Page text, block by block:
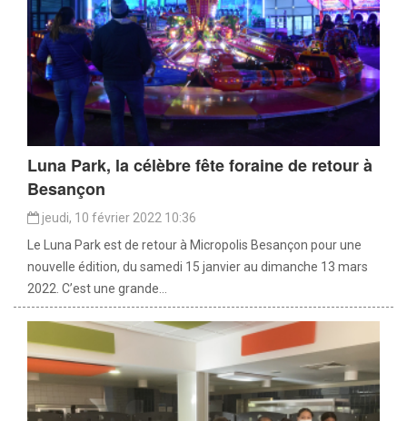
Luna Park, la célèbre fête foraine de retour à
Besançon
jeudi, 10 février 2022 10:36
Le Luna Park est de retour à Micropolis Besançon pour une
nouvelle édition, du samedi 15 janvier au dimanche 13 mars
2022. C’est une grande...